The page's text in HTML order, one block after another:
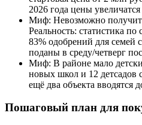
2026 года цены
Миф: Невозможно
Реальность: статистика
83% одобрений для семей
поданы в среду/четверг
Миф: В районе мало
новых школ и 12 детсадов
ещё два объекта вводятся
Пошаговый план для